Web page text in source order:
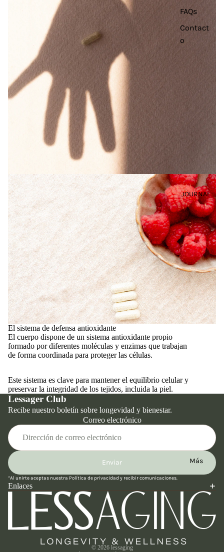
FAQs
Contact
o
JOURNAL
Más
El sistema de defensa antioxidante
El cuerpo dispone de un sistema antioxidante propio
formado por diferentes moléculas y enzimas que trabajan
de forma coordinada para proteger las células.
Este sistema es clave para mantener el equilibrio celular y
preservar la integridad de los tejidos, incluida la piel.
Lessager Club
Recibe nuestro boletín sobre longevidad y bienestar.
Correo electrónico
Enviar
*Al unirte aceptas nuestra Política de privacidad y recibir comunicaciones.
Enlaces
© 2026 lessaging
Política de privacidad
Términos del servicio
Política de envío
Información de contacto